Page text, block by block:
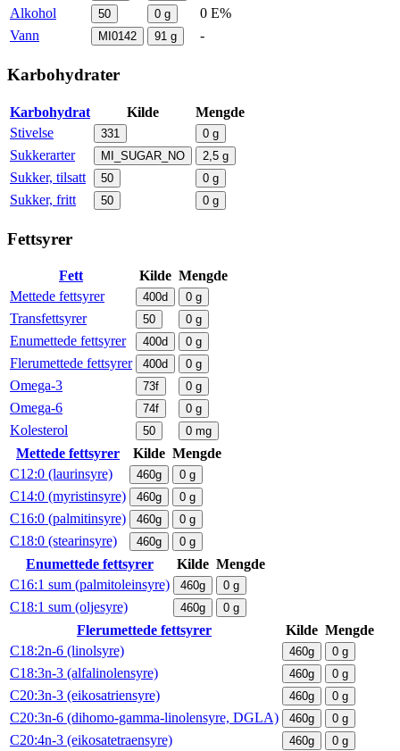
Alkohol
50 0 g
0 E%
Vann
MI0142 91 g -
Karbohydrater
Karbohydrat Kilde
Mengde
Stivelse
331 0 g
Sukkerarter MI_SUGAR_NO 2,5 g
Sukker, tilsatt 50 0 g
Sukker, fritt 50 0 g
Fettsyrer
Fett Kilde Mengde
Mettede fettsyrer
400d 0 g
Transfettsyrer 50 0 g
Enumettede fettsyrer 400d 0 g
Flerumettede fettsyrer 400d 0 g
Omega-3 73f 0 g
Omega-6 74f 0 g
Kolesterol 50 0 mg
Mettede fettsyrer Kilde Mengde
C12:0 (laurinsyre)
460g 0 g
C14:0 (myristinsyre) 460g 0 g
C16:0 (palmitinsyre) 460g 0 g
C18:0 (stearinsyre) 460g 0 g
Enumettede fettsyrer Kilde Mengde
C16:1 sum (palmitoleinsyre)
460g 0 g
C18:1 sum (oljesyre) 460g 0 g
Flerumettede fettsyrer Kilde Mengde
C18:2n-6 (linolsyre)
460g 0 g
C18:3n-3 (alfalinolensyre) 460g 0 g
C20:3n-3 (eikosatriensyre) 460g 0 g
C20:3n-6 (dihomo-gamma-linolensyre, DGLA) 460g 0 g
C20:4n-3 (eikosatetraensyre) 460g 0 g